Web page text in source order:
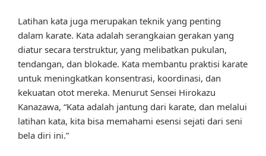
Latihan kata juga merupakan teknik yang penting
dalam karate. Kata adalah serangkaian gerakan yang
diatur secara terstruktur, yang melibatkan pukulan,
tendangan, dan blokade. Kata membantu praktisi karate
untuk meningkatkan konsentrasi, koordinasi, dan
kekuatan otot mereka. Menurut Sensei Hirokazu
Kanazawa, “Kata adalah jantung dari karate, dan melalui
latihan kata, kita bisa memahami esensi sejati dari seni
bela diri ini.”